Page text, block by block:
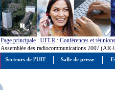
Page principale : UIT-R : Conférences et réunions
Assemblée des radiocommunications 2007 (AR-
Secteurs de l'UIT Salle de presse